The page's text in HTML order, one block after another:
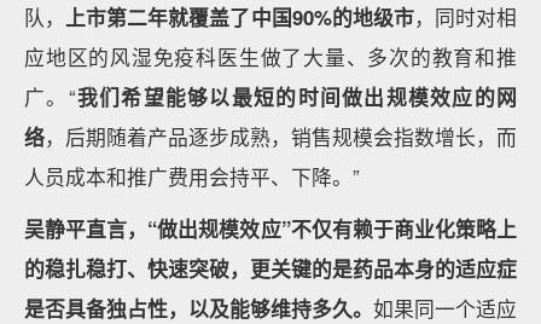
队，
上市第二年就覆盖了中国90%的地级市，同时对相
应地区的风湿免疫科医生做了大量、多次的教育和推
广。“我们希望能够以最短的时间做出规模效应的网
络，后期随着产品逐步成熟，销售规模会指数增长，而
人员成本和推广费用会持平、下降。”
吴静平直言，“做出规模效应”不仅有赖于商业化策略上
的稳扎稳打、快速突破，更关键的是药品本身的适应症
是否具备独占性，以及能够维持多久。 如果同一个适应